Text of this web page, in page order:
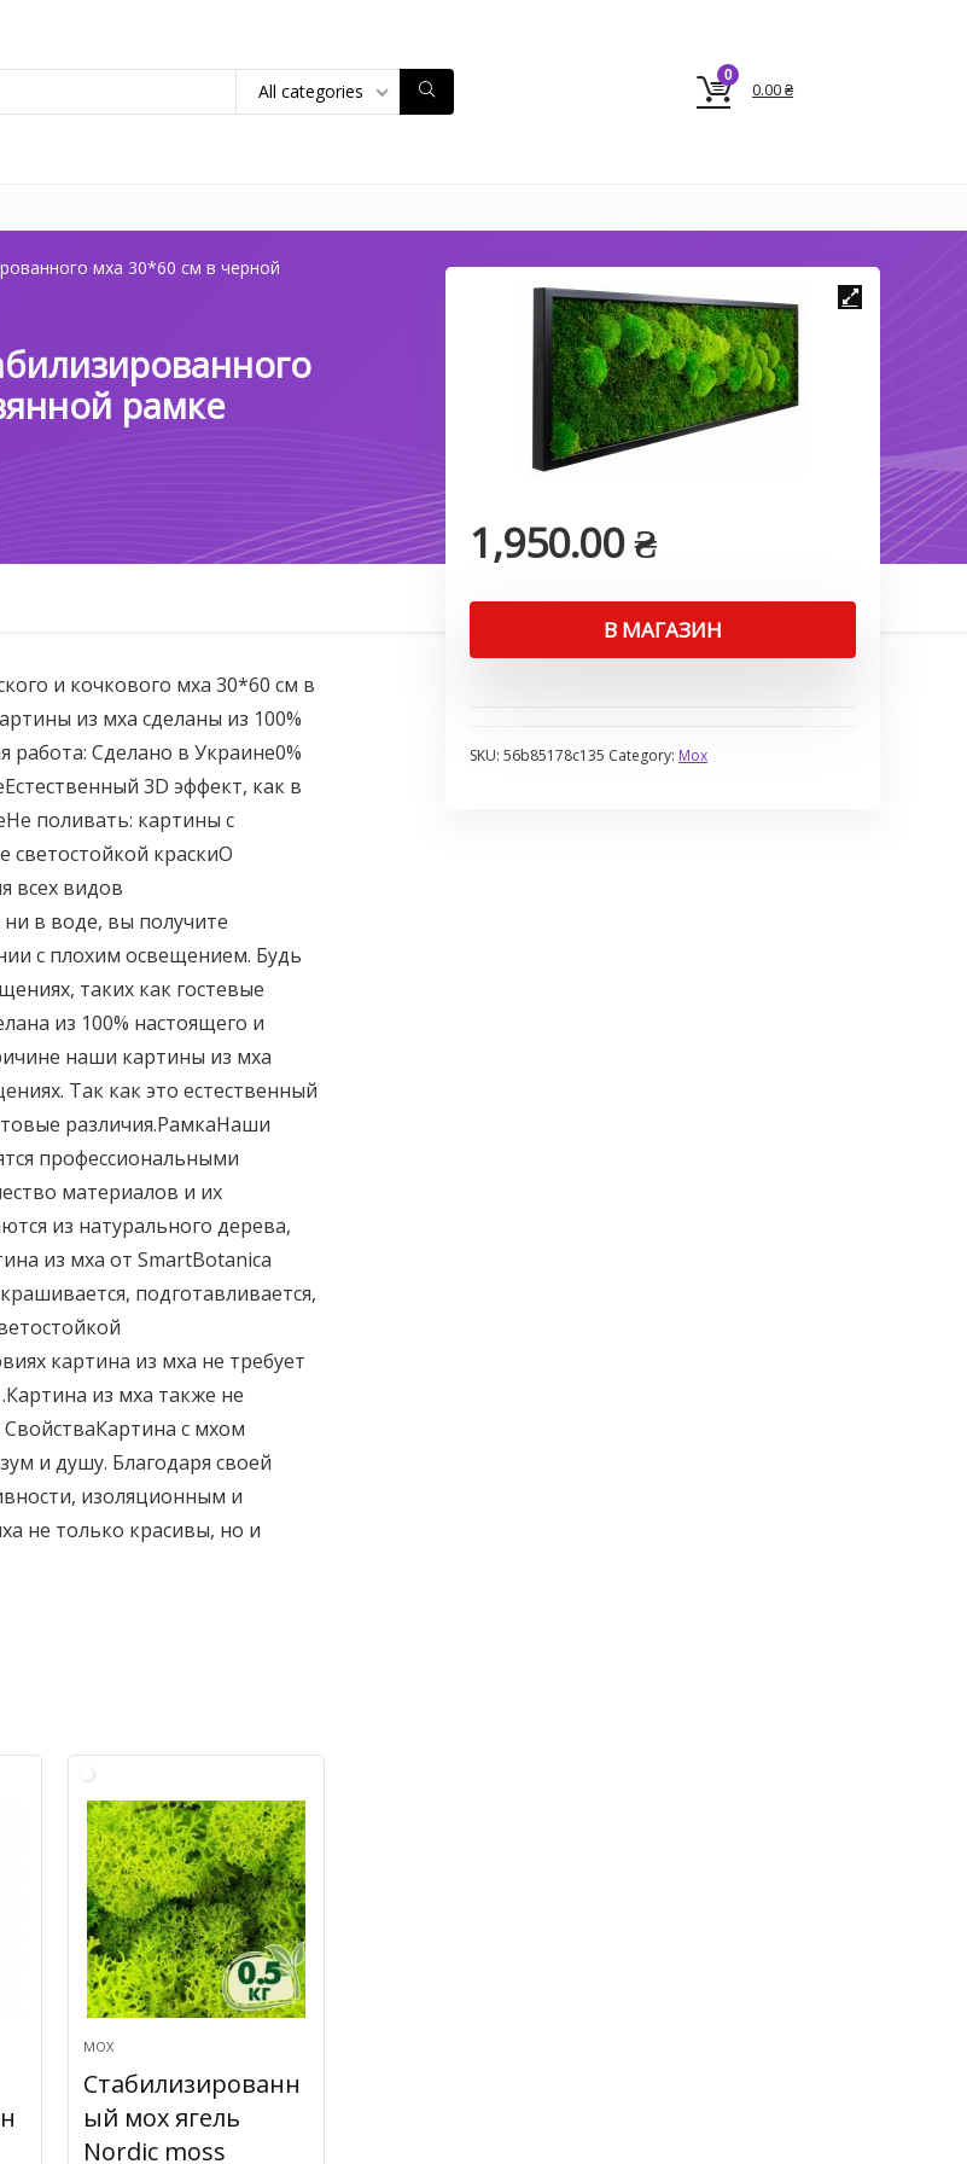
All categories
0
0.00₴
мха 30*60 см в черной
рамке
1,950.00₴
В МАГАЗИН
SKU: 56b85178c135 Category: Мох
и кочкового мха 30*60 см в
из мха сделаны из 100%
работа: Сделано в Украине0%
3D эффект, как в
поливать: картины с
краскиО
всех видов
в воде, вы получите
с плохим освещением. Будь
таких как гостевые
из 100% настоящего и
наши картины из мха
Так как это естественный
различия.РамкаНаши
профессиональными
материалов и их
из натурального дерева,
из мха от SmartBotanica
подготавливается,
картина из мха не требует
из мха также не
с мхом
и душу. Благодаря своей
изоляционным и
не только красивы, но и
МОХ
Стабилизированн
ый мох ягель
Nordic moss